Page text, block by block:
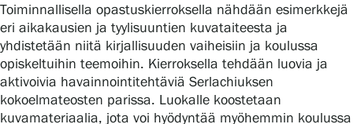
Toiminnallisella opastuskierroksella nähdään esimerkkejä
eri aikakausien ja tyylisuuntien kuvataiteesta ja
yhdistetään niitä kirjallisuuden vaiheisiin ja koulussa
opiskeltuihin teemoihin. Kierroksella tehdään luovia ja
aktivoivia havainnointitehtäviä Serlachiuksen
kokoelmateosten parissa. Luokalle koostetaan
kuvamateriaalia, jota voi hyödyntää myöhemmin koulussa